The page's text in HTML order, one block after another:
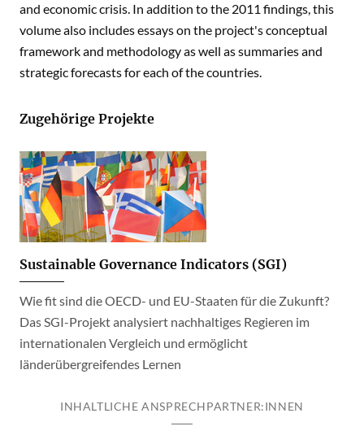
and economic crisis. In addition to the 2011 findings, this
volume also includes essays on the project's conceptual
framework and methodology as well as summaries and
strategic forecasts for each of the countries.
Zugehörige Projekte
Sustainable Governance Indicators (SGI)
Wie fit sind die OECD- und EU-Staaten für die Zukunft?
Das SGI-Projekt analysiert nachhaltiges Regieren im
internationalen Vergleich und ermöglicht
länderübergreifendes Lernen
INHALTLICHE ANSPRECHPARTNER:INNEN